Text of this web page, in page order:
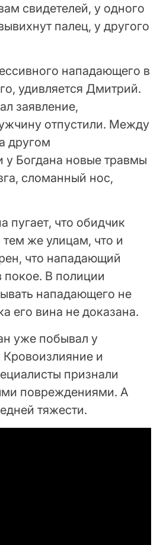
свидетелей, у одного
палец, у другого
нападающего в
удивляется Дмитрий.
заявление,
отпустили. Между
другом
у Богдана новые травмы
сломанный нос,
пугает, что обидчик
же улицам, что и
что нападающий
покое. В полиции
нападающего не
его вина не доказана.
уже побывал у
Кровоизлияние и
признали
повреждениями. А
тяжести.